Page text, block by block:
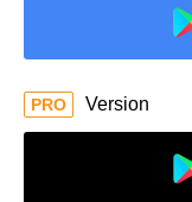
PRO Version